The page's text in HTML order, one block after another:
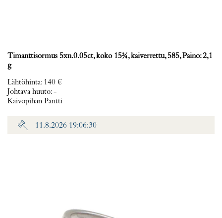
Timanttisormus 5xn.0.05ct, koko 15¾, kaiverrettu, 585, Paino: 2,1
g
Lähtöhinta: 140 €
Johtava huuto:-
Kaivopihan Pantti
11.8.2026 19:06:30